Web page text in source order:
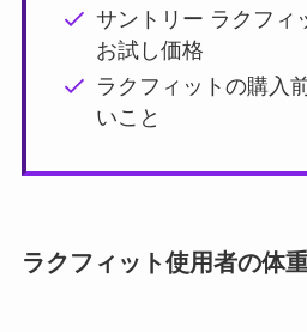
サントリー ラクフィ
お試し価格
ラクフィットの購入
いこと
ラクフィット使用者の体